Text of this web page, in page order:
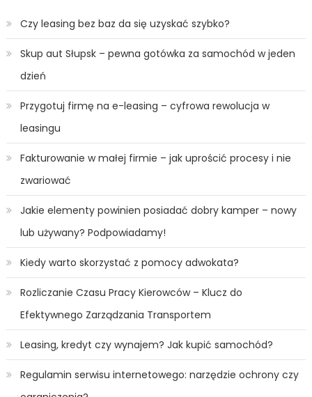
Czy leasing bez baz da się uzyskać szybko?
Skup aut Słupsk – pewna gotówka za samochód w jeden
dzień
Przygotuj firmę na e-leasing – cyfrowa rewolucja w
leasingu
Fakturowanie w małej firmie – jak uprościć procesy i nie
zwariować
Jakie elementy powinien posiadać dobry kamper – nowy
lub używany? Podpowiadamy!
Kiedy warto skorzystać z pomocy adwokata?
Rozliczanie Czasu Pracy Kierowców – Klucz do
Efektywnego Zarządzania Transportem
Leasing, kredyt czy wynajem? Jak kupić samochód?
Regulamin serwisu internetowego: narzędzie ochrony czy